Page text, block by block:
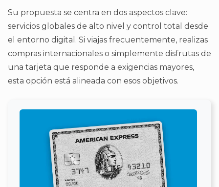
Su propuesta se centra en dos aspectos clave:
servicios globales de alto nivel y control total desde
el entorno digital. Si viajas frecuentemente, realizas
compras internacionales o simplemente disfrutas de
una tarjeta que responde a exigencias mayores,
esta opción está alineada con esos objetivos.